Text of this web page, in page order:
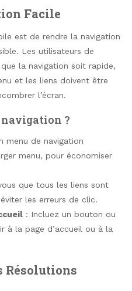
Facile
est de rendre la navigation
Les utilisateurs de
la navigation soit rapide,
et les liens doivent être
l’écran.
?
menu de navigation
menu, pour économiser
que tous les liens sont
les erreurs de clic.
: Incluez un bouton ou
à la page d’accueil ou à la
Résolutions